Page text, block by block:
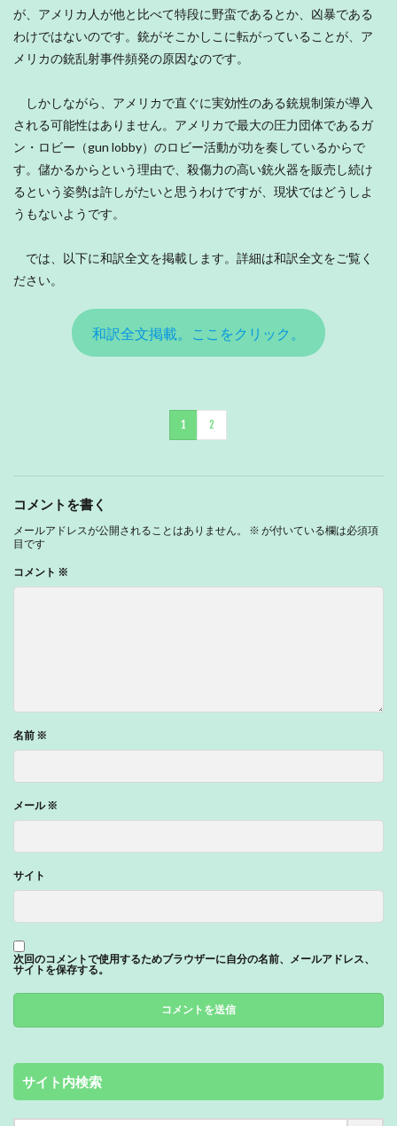
が、アメリカ人が他と比べて特段に野蛮であるとか、凶暴である
わけではないのです。銃がそこかしこに転がっていることが、ア
メリカの銃乱射事件頻発の原因なのです。
しかしながら、アメリカで直ぐに実効性のある銃規制策が導入
される可能性はありません。アメリカで最大の圧力団体であるガ
ン・ロビー（gun lobby）のロビー活動が功を奏しているからで
す。儲かるからという理由で、殺傷力の高い銃火器を販売し続け
るという姿勢は許しがたいと思うわけですが、現状ではどうしよ
うもないようです。
では、以下に和訳全文を掲載します。詳細は和訳全文をご覧く
ださい。
和訳全文掲載。ここをクリック。
1 2
コメントを書く
メールアドレスが公開されることはありません。 ※ が付いている欄は必須項
目です
コメント ※
名前 ※
メール※
サイト
次回のコメントで使用するためブラウザーに自分の名前、メールアドレス、
サイトを保存する。
サイト内検索